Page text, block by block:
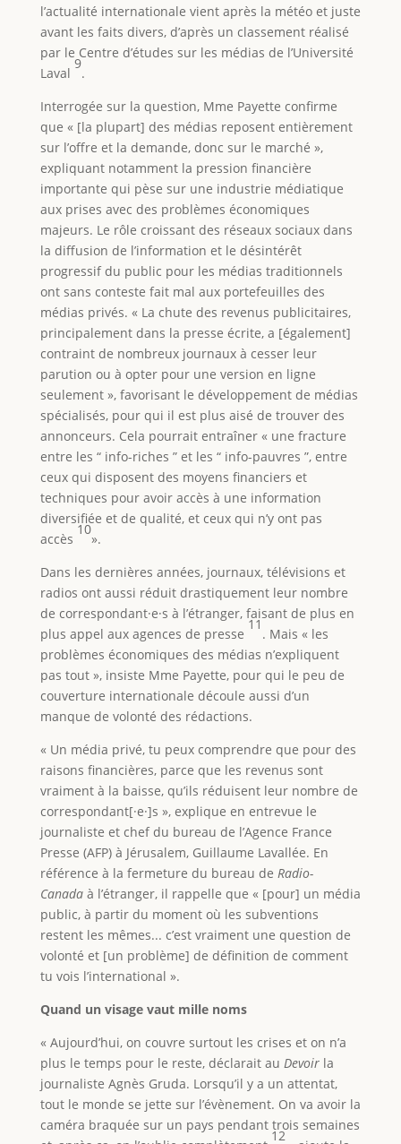
l’actualité internationale vient après la météo et juste
avant les faits divers, d’après un classement réalisé
par le Centre d’études sur les médias de l’Université
Laval
9
.
Interrogée sur la question, Mme Payette confirme
que « [la plupart] des médias reposent entièrement
sur l’offre et la demande, donc sur le marché »,
expliquant notamment la pression financière
importante qui pèse sur une industrie médiatique
aux prises avec des problèmes économiques
majeurs. Le rôle croissant des réseaux sociaux dans
la diffusion de l’information et le désintérêt
progressif du public pour les médias traditionnels
ont sans conteste fait mal aux portefeuilles des
médias privés. « La chute des revenus publicitaires,
principalement dans la presse écrite, a [également]
contraint de nombreux journaux à cesser leur
parution ou à opter pour une version en ligne
seulement », favorisant le développement de médias
spécialisés, pour qui il est plus aisé de trouver des
annonceurs. Cela pourrait entraîner « une fracture
entre les “ info-riches ” et les “ info-pauvres ”, entre
ceux qui disposent des moyens financiers et
techniques pour avoir accès à une information
diversifiée et de qualité, et ceux qui n’y ont pas
accès
10
».
Dans les dernières années, journaux, télévisions et
radios ont aussi réduit drastiquement leur nombre
de correspondant·e·s à l’étranger, faisant de plus en
plus appel aux agences de presse
11
. Mais « les
problèmes économiques des médias n’expliquent
pas tout », insiste Mme Payette, pour qui le peu de
couverture internationale découle aussi d’un
manque de volonté des rédactions.
« Un média privé, tu peux comprendre que pour des
raisons financières, parce que les revenus sont
vraiment à la baisse, qu’ils réduisent leur nombre de
correspondant[·e·]s », explique en entrevue le
journaliste et chef du bureau de l’Agence France
Presse (AFP) à Jérusalem, Guillaume Lavallée. En
référence à la fermeture du bureau de Radio-
Canada à l’étranger, il rappelle que « [pour] un média
public, à partir du moment où les subventions
restent les mêmes... c’est vraiment une question de
volonté et [un problème] de définition de comment
tu vois l’international ».
Quand un visage vaut mille noms
« Aujourd’hui, on couvre surtout les crises et on n’a
plus le temps pour le reste, déclarait au Devoirla
journaliste Agnès Gruda. Lorsqu’il y a un attentat,
tout le monde se jette sur l’évènement. On va avoir la
caméra braquée sur un pays pendant trois semaines
12